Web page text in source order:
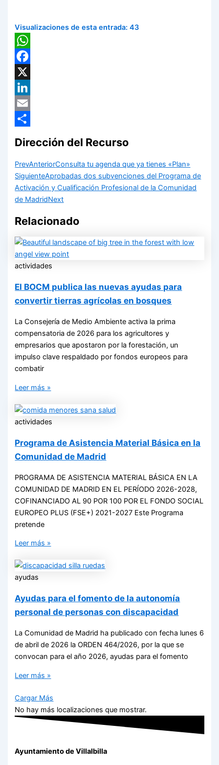
Visualizaciones de esta entrada: 43
WhatsApp
Facebook
X
LinkedIn
Email
Dirección del Recurso
PrevAnteriorConsulta tu agenda que ya tienes «Plan»
SiguienteAprobadas dos subvenciones del Programa de
Activación y Cualificación Profesional de la Comunidad
de MadridNext
Relacionado
actividades
El BOCM publica las nuevas ayudas para
convertir tierras agrícolas en bosques
La Consejería de Medio Ambiente activa la prima
compensatoria de 2026 para los agricultores y
empresarios que apostaron por la forestación, un
impulso clave respaldado por fondos europeos para
combatir
Leer más »
actividades
Programa de Asistencia Material Básica en la
Comunidad de Madrid
PROGRAMA DE ASISTENCIA MATERIAL BÁSICA EN LA
COMUNIDAD DE MADRID EN EL PERÍODO 2026-2028,
COFINANCIADO AL 90 POR 100 POR EL FONDO SOCIAL
EUROPEO PLUS (FSE+) 2021-2027 Este Programa
pretende
Leer más »
ayudas
Ayudas para el fomento de la autonomía
personal de personas con discapacidad
La Comunidad de Madrid ha publicado con fecha lunes 6
de abril de 2026 la ORDEN 464/2026, por la que se
convocan para el año 2026, ayudas para el fomento
Leer más »
Cargar Más
No hay más localizaciones que mostrar.
Ayuntamiento de Villalbilla